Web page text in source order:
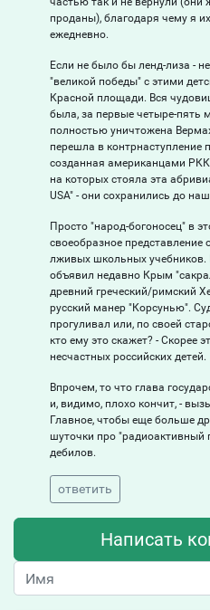
проданы), благодаря чему я
ежедневно.
Если не было бы ленд-лиза -
"великой победы" с этими
Красной площади. Вся
была, за первые четыре-пять
полностью уничтожена
перешла в контрнаступление
созданная американцами
на которых стояла эта
USA" - они сохранились до
Просто "народ-богоносец" в
своеобразное представление
лживых школьных учебников.
объявил недавно Крым
древний греческий/римский
русский манер "Корсунью".
прогуливал или, по своей
кто ему это скажет? - Скорее
несчастных российских детей.
Впрочем, то что глава
и, видимо, плохо кончит, -
Главное, чтобы еще больше
шуточки про "радиоактивный
дебилов.
ответить
Написать